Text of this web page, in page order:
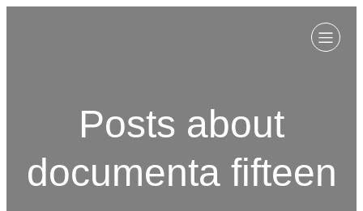
Posts about
documenta fifteen